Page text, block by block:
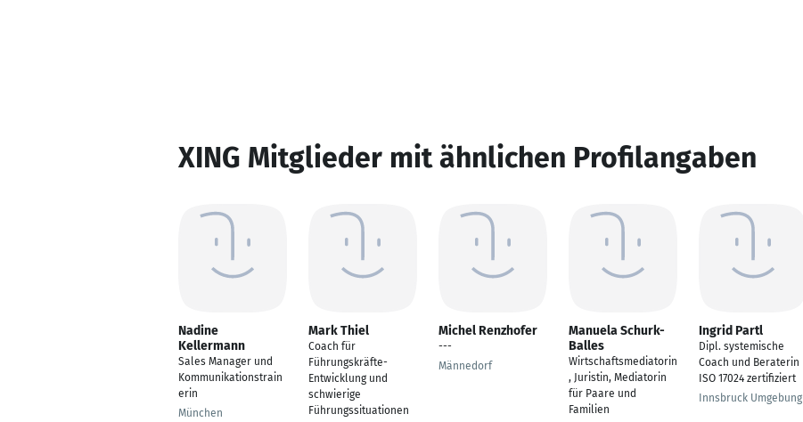
XING Mitglieder mit ähnlichen Profilangaben
Nadine
Kellermann
Sales Manager und
Kommunikationstrain
erin
München
Mark Thiel
Coach für
Führungskräfte-
Entwicklung und
schwierige
Führungssituationen
Michel Renzhofer
---
Männedorf
Manuela Schurk-
Balles
Wirtschaftsmediatorin
, Juristin, Mediatorin
für Paare und
Familien
Ingrid Partl
Dipl. systemische
Coach und Beraterin |
ISO 17024 zertifiziert
Innsbruck Umgebung